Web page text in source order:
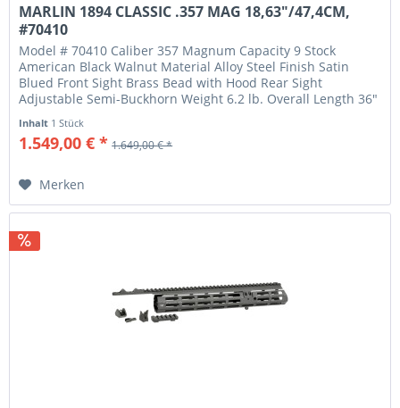
MARLIN 1894 CLASSIC .357 MAG 18,63"/47,4CM,
#70410
Model # 70410 Caliber 357 Magnum Capacity 9 Stock
American Black Walnut Material Alloy Steel Finish Satin
Blued Front Sight Brass Bead with Hood Rear Sight
Adjustable Semi-Buckhorn Weight 6.2 lb. Overall Length 36"
Inhalt 1 Stück
1.549,00 € * 1.649,00 € *
Merken